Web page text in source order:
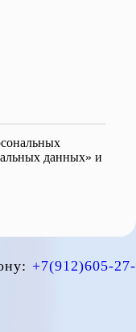
данных» и
+7(912)605-27-